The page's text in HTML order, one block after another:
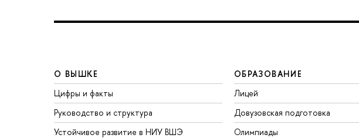
О ВЫШКЕ
Цифры и факты
Руководство и структура
Устойчивое развитие в НИУ ВШЭ
ОБРАЗОВАНИЕ
Лицей
Довузовская подготовка
Олимпиады